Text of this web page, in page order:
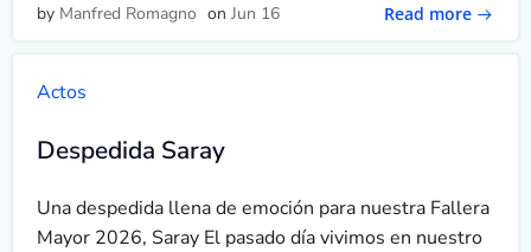
by Manfred Romagno on Jun 16 Read more
Actos
Despedida Saray
Una despedida llena de emoción para nuestra Fallera
Mayor 2026, Saray El pasado día vivimos en nuestro